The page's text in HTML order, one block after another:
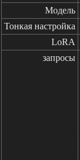
Модель
Тонкая настройка
LoRA
запросы